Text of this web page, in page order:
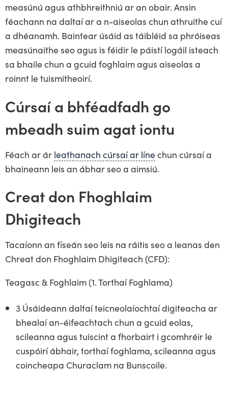
measúnú agus athbhreithniú ar an obair. Ansin
féachann na daltaí ar a n-aiseolas chun athruithe cuí
a dhéanamh. Baintear úsáid as táibléid sa phróiseas
measúnaithe seo agus is féidir le páistí logáil isteach
sa bhaile chun a gcuid foghlaim agus aiseolas a
roinnt le tuismitheoirí.
Cúrsaí a bhféadfadh go
mbeadh suim agat iontu
Féach ar ár leathanach cúrsaí ar líne chun cúrsaí a
bhaineann leis an ábhar seo a aimsiú.
Creat don Fhoghlaim
Dhigiteach
Tacaíonn an físeán seo leis na ráitis seo a leanas den
Chreat don Fhoghlaim Dhigiteach (CFD):
Teagasc & Foghlaim (1. Torthaí Foghlama)
3 Úsáideann daltaí teicneolaíochtaí digiteacha ar
bhealaí an-éifeachtach chun a gcuid eolas,
scileanna agus tuiscint a fhorbairt i gcomhréir le
cuspóirí ábhair, torthaí foghlama, scileanna agus
coincheapa Churaclam na Bunscoile.